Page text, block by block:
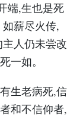
端,生也是死
薪尽火传,
人仍未尝改
一如。
生老病死,信
和不信仰者,